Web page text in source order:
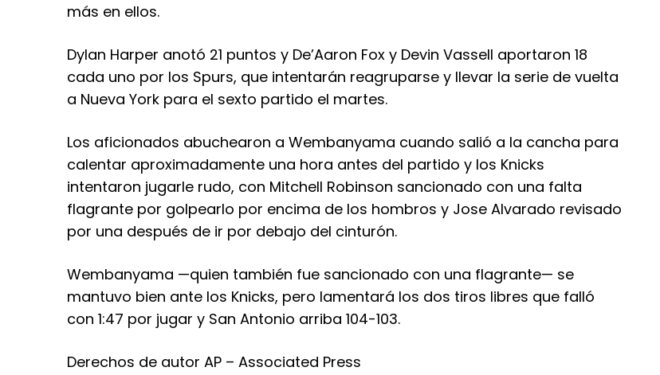
más en ellos.
Dylan Harper anotó 21 puntos y De’Aaron Fox y Devin Vassell aportaron 18
cada uno por los Spurs, que intentarán reagruparse y llevar la serie de vuelta
a Nueva York para el sexto partido el martes.
Los aficionados abuchearon a Wembanyama cuando salió a la cancha para
calentar aproximadamente una hora antes del partido y los Knicks
intentaron jugarle rudo, con Mitchell Robinson sancionado con una falta
flagrante por golpearlo por encima de los hombros y Jose Alvarado revisado
por una después de ir por debajo del cinturón.
Wembanyama —quien también fue sancionado con una flagrante— se
mantuvo bien ante los Knicks, pero lamentará los dos tiros libres que falló
con 1:47 por jugar y San Antonio arriba 104-103.
Derechos de autor AP – Associated Press